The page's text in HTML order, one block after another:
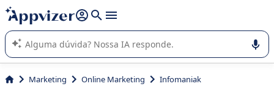
de nossa IA (várias linhas com
A IA do Appvizer o orienta no uso ou na seleção de software
SaaS para sua empresa.
Marketing Online Marketing Infomaniak